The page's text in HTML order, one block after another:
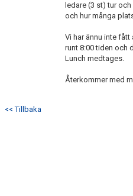
ledare (3 st) tur
och hur många
Vi har ännu inte fått
runt 8:00 tiden och
Lunch medtages.
Återkommer med
<< Tillbaka